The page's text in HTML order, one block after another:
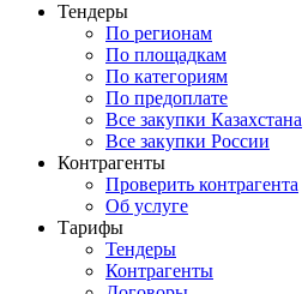
Тендеры
По регионам
По площадкам
По категориям
По предоплате
Все закупки Казахстана
Все закупки России
Контрагенты
Проверить контрагента
Об услуге
Тарифы
Тендеры
Контрагенты